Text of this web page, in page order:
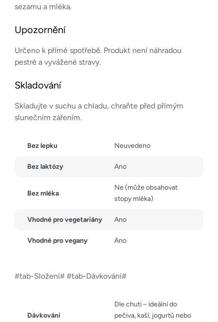
sezamu a mléka.
Upozornění
Určeno k přímé spotřebě. Produkt není náhradou
pestré a vyvážené stravy.
Skladování
Skladujte v suchu a chladu, chraňte před přímým
slunečním zářením.
Bez lepku Neuvedeno
Bez laktózy Ano
Bez mléka
Ne (může obsahovat
stopy mléka)
Vhodné pro vegetariány Ano
Vhodné pro vegany Ano
#tab-Složení# #tab-Dávkování#
Dávkování
Dle chuti – ideální do
pečiva, kaší, jogurtů nebo